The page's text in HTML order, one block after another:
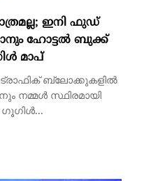
ഇനി ഫുഡ്
ഹോട്ടല്‍ ബുക്ക്